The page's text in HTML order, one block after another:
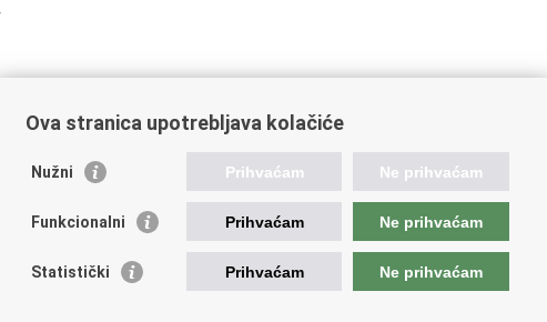
Poveznice pravosudnog sustava
Portal sudova
Državno odvjetništvo
Ured za suzbijanje korupcije i organiziranog kriminaliteta
Državnoodvjetničko vijeće
Ova stranica upotrebljava kolačiće
Nužni Prihvaćam Ne prihvaćam
Funkcionalni Prihvaćam Ne prihvaćam
Statistički Prihvaćam Ne prihvaćam